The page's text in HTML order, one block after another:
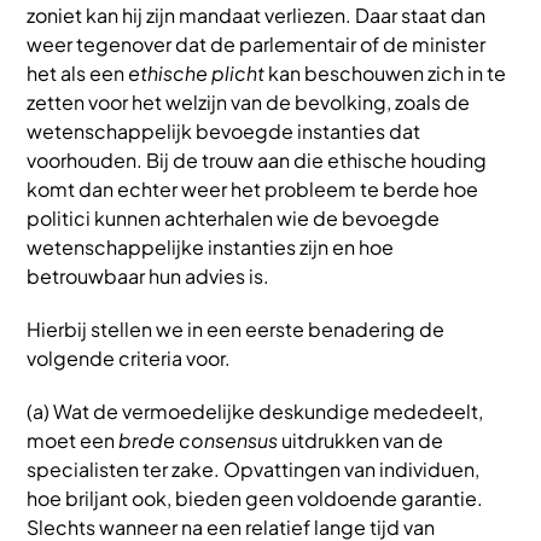
zoniet kan hij zijn mandaat verliezen. Daar staat dan
weer tegenover dat de parlementair of de minister
het als eenethische plichtkan beschouwen zich in te
zetten voor het welzijn van de bevolking, zoals de
wetenschappelijk bevoegde instanties dat
voorhouden. Bij de trouw aan die ethische houding
komt dan echter weer het probleem te berde hoe
politici kunnen achterhalen wie de bevoegde
wetenschappelijke instanties zijn en hoe
betrouwbaar hun advies is.
Hierbij stellen we in een eerste benadering de
volgende criteria voor.
(a) Wat de vermoedelijke deskundige mededeelt,
moet eenbrede consensusuitdrukken van de
specialisten ter zake. Opvattingen van individuen,
hoe briljant ook, bieden geen voldoende garantie.
Slechts wanneer na een relatief lange tijd van